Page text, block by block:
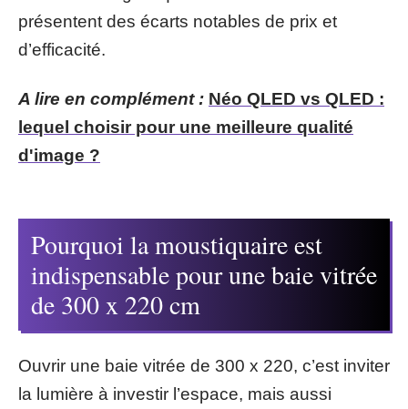
présentent des écarts notables de prix et
d’efficacité.
A lire en complément : Néo QLED vs QLED :
lequel choisir pour une meilleure qualité
d'image ?
Pourquoi la moustiquaire est
indispensable pour une baie vitrée
de 300 x 220 cm
Ouvrir une baie vitrée de 300 x 220, c’est inviter
la lumière à investir l’espace, mais aussi